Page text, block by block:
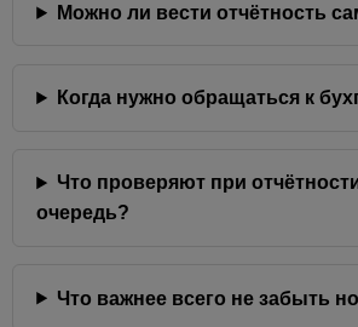
Можно ли вести отчётность
Когда нужно обращаться к
Что проверяют при
очередь?
Что важнее всего не забыть